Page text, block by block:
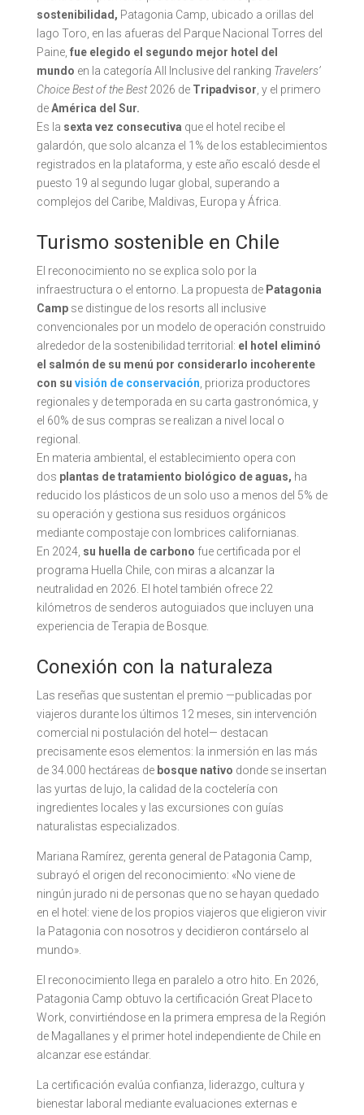
sostenibilidad, Patagonia Camp, ubicado a orillas del
lago Toro, en las afueras del Parque Nacional Torres del
Paine, fue elegido el segundo mejor hotel del
mundo en la categoría All Inclusive del ranking Travelers’
Choice Best of the Best2026 de Tripadvisor , y el primero
deAmérica del Sur.
Es la sexta vez consecutiva que el hotel recibe el
galardón, que solo alcanza el 1% de los establecimientos
registrados en la plataforma, y este año escaló desde el
puesto 19 al segundo lugar global, superando a
complejos del Caribe, Maldivas, Europa y África.
Turismo sostenible en Chile
El reconocimiento no se explica solo por la
infraestructura o el entorno. La propuesta de Patagonia
Campse distingue de los resorts all inclusive
convencionales por un modelo de operación construido
alrededor de la sostenibilidad territorial: el hotel eliminó
el salmón de su menú por considerarlo incoherente
con su visión de conservación , prioriza productores
regionales y de temporada en su carta gastronómica, y
el 60% de sus compras se realizan a nivel local o
regional.
En materia ambiental, el establecimiento opera con
dos plantas de tratamiento biológico de aguas, ha
reducido los plásticos de un solo uso a menos del 5% de
su operación y gestiona sus residuos orgánicos
mediante compostaje con lombrices californianas.
En 2024, su huella de carbono fue certificada por el
programa Huella Chile, con miras a alcanzar la
neutralidad en 2026. El hotel también ofrece 22
kilómetros de senderos autoguiados que incluyen una
experiencia de Terapia de Bosque.
Conexión con la naturaleza
Las reseñas que sustentan el premio —publicadas por
viajeros durante los últimos 12 meses, sin intervención
comercial ni postulación del hotel— destacan
precisamente esos elementos: la inmersión en las más
de 34.000 hectáreas de bosque nativo donde se insertan
las yurtas de lujo, la calidad de la coctelería con
ingredientes locales y las excursiones con guías
naturalistas especializados.
Mariana Ramírez, gerenta general de Patagonia Camp,
subrayó el origen del reconocimiento: «No viene de
ningún jurado ni de personas que no se hayan quedado
en el hotel: viene de los propios viajeros que eligieron vivir
la Patagonia con nosotros y decidieron contárselo al
mundo».
El reconocimiento llega en paralelo a otro hito. En 2026,
Patagonia Camp obtuvo la certificación Great Place to
Work, convirtiéndose en la primera empresa de la Región
de Magallanes y el primer hotel independiente de Chile en
alcanzar ese estándar.
La certificación evalúa confianza, liderazgo, cultura y
bienestar laboral mediante evaluaciones externas e